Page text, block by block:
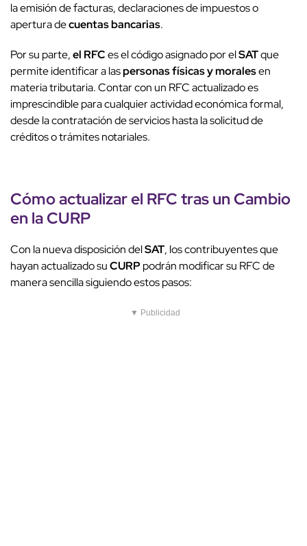
la emisión de facturas, declaraciones de impuestos o
apertura decuentas bancarias.
Por su parte,el RFCes el código asignado por elSATque
permite identificar a laspersonas físicas y moralesen
materia tributaria. Contar con un RFC actualizado es
imprescindible para cualquier actividad económica formal,
desde la contratación de servicios hasta la solicitud de
créditos o trámites notariales.
Cómo actualizar el RFC tras un Cambio
en la CURP
Con la nueva disposición delSAT, los contribuyentes que
hayan actualizado suCURPpodrán modificar su RFC de
manera sencilla siguiendo estos pasos:
▼ Publicidad